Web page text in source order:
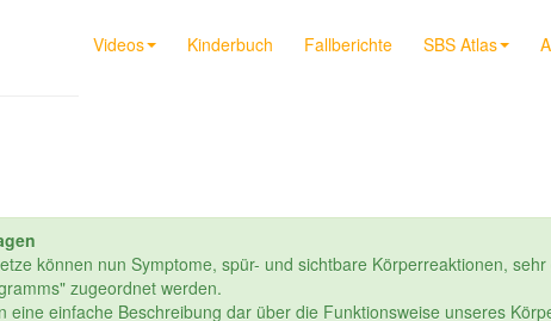
Videos Kinderbuch Fallberichte SBS Atlas
können nun Symptome, spür- und sichtbare Körperreaktionen,
zugeordnet werden.
eine einfache Beschreibung dar über die Funktionsweise unseres